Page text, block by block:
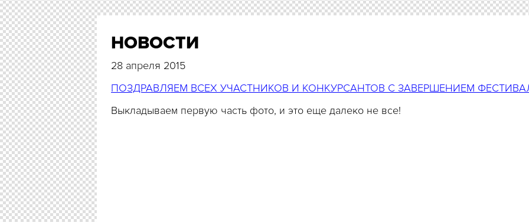
НОВОСТИ
28 апреля 2015
ПОЗДРАВЛЯЕМ ВСЕХ УЧАСТНИКОВ И КОНКУРСАНТОВ С ЗАВЕРШЕНИЕМ
Выкладываем первую часть фото, и это еще далеко не все!